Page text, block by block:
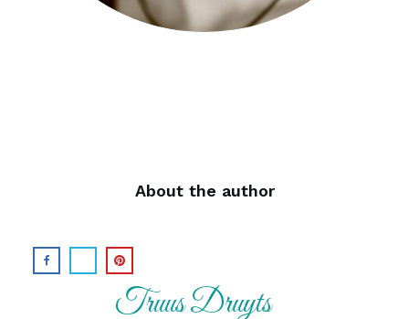
About the author
Truus Druyts